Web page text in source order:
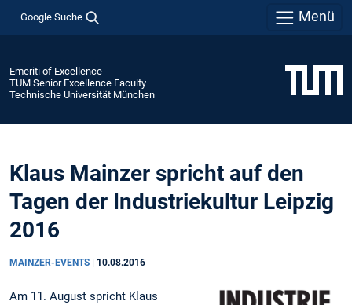
Google Suche Menü
Emeriti of Excellence
TUM Senior Excellence Faculty
Technische Universität München
Klaus Mainzer spricht auf den
Tagen der Industriekultur Leipzig
2016
MAINZER-EVENTS 10.08.2016
Am 11. August spricht Klaus